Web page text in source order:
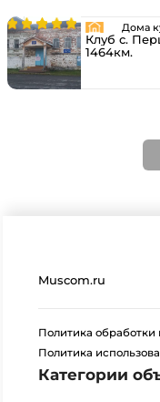
Дома
Клуб с.
1464км.
Muscom.ru
Политика
Политика
Категории